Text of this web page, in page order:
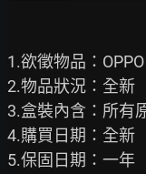
1.欲徵物品：
2.物品狀況：全新
3.盒裝內含：所有
4.購買日期：全新
5.保固日期：一年